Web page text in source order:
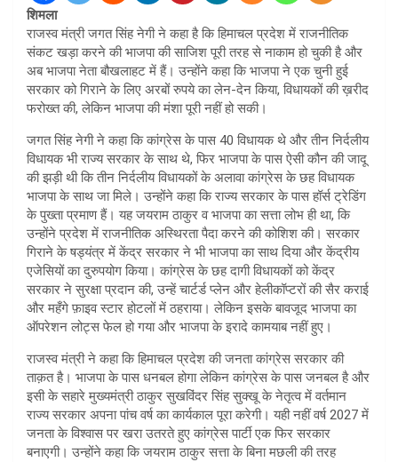
शिमला
राजस्व मंत्री जगत सिंह नेगी ने कहा है कि हिमाचल प्रदेश में राजनीतिक
संकट खड़ा करने की भाजपा की साजिश पूरी तरह से नाकाम हो चुकी है और
अब भाजपा नेता बौखलाहट में हैं। उन्होंने कहा कि भाजपा ने एक चुनी हुई
सरकार को गिराने के लिए अरबों रुपये का लेन-देन किया, विधायकों की ख़रीद
फरोख्त की, लेकिन भाजपा की मंशा पूरी नहीं हो सकी।
जगत सिंह नेगी ने कहा कि कांग्रेस के पास 40 विधायक थे और तीन निर्दलीय
विधायक भी राज्य सरकार के साथ थे, फिर भाजपा के पास ऐसी कौन की जादू
की झड़ी थी कि तीन निर्दलीय विधायकों के अलावा कांग्रेस के छह विधायक
भाजपा के साथ जा मिले। उन्होंने कहा कि राज्य सरकार के पास हॉर्स ट्रेडिंग
के पुख्ता प्रमाण हैं। यह जयराम ठाकुर व भाजपा का सत्ता लोभ ही था, कि
उन्होंने प्रदेश में राजनीतिक अस्थिरता पैदा करने की कोशिश की। सरकार
गिराने के षड्यंत्र में केंद्र सरकार ने भी भाजपा का साथ दिया और केंद्रीय
एजेसियों का दुरुपयोग किया। कांग्रेस के छह दागी विधायकों को केंद्र
सरकार ने सुरक्षा प्रदान की, उन्हें चार्टर्ड प्लेन और हेलीकॉप्टरों की सैर कराई
और महँगे फ़ाइव स्टार होटलों में ठहराया। लेकिन इसके बावजूद भाजपा का
ऑपरेशन लोट्स फेल हो गया और भाजपा के इरादे कामयाब नहीं हुए।
राजस्व मंत्री ने कहा कि हिमाचल प्रदेश की जनता कांग्रेस सरकार की
ताक़त है। भाजपा के पास धनबल होगा लेकिन कांग्रेस के पास जनबल है और
इसी के सहारे मुख्यमंत्री ठाकुर सुखविंदर सिंह सुक्खू के नेतृत्व में वर्तमान
राज्य सरकार अपना पांच वर्ष का कार्यकाल पूरा करेगी। यही नहीं वर्ष 2027 में
जनता के विश्वास पर खरा उतरते हुए कांग्रेस पार्टी एक फिर सरकार
बनाएगी। उन्होंने कहा कि जयराम ठाकुर सत्ता के बिना मछली की तरह